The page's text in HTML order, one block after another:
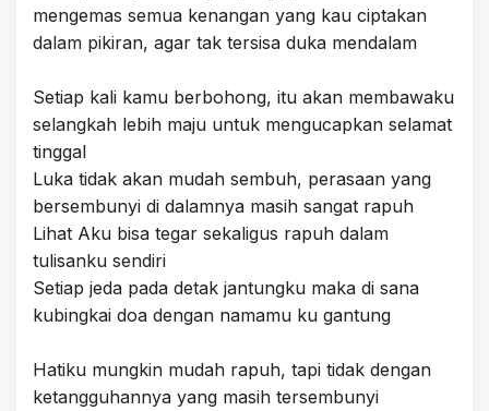
mengemas semua kenangan yang kau ciptakan
dalam pikiran, agar tak tersisa duka mendalam
Setiap kali kamu berbohong, itu akan membawaku
selangkah lebih maju untuk mengucapkan selamat
tinggal
Luka tidak akan mudah sembuh, perasaan yang
bersembunyi di dalamnya masih sangat rapuh
Lihat Aku bisa tegar sekaligus rapuh dalam
tulisanku sendiri
Setiap jeda pada detak jantungku maka di sana
kubingkai doa dengan namamu ku gantung
Hatiku mungkin mudah rapuh, tapi tidak dengan
ketangguhannya yang masih tersembunyi